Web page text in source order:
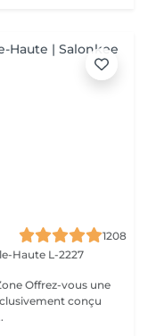
1208
Haute L-2227
une
conçu